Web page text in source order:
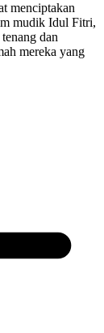
menciptakan
mudik Idul Fitri,
dan
mereka yang